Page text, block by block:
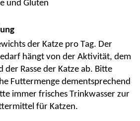
und Gluten
der Katze pro Tag. Der
hängt von der Aktivität, dem
Rasse der Katze ab. Bitte
Futtermenge dementsprechend
immer frisches Trinkwasser zur
für Katzen.